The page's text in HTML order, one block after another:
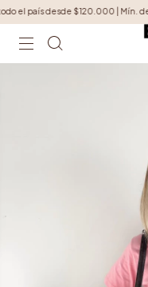
el país desde $120.000 | Mín. de